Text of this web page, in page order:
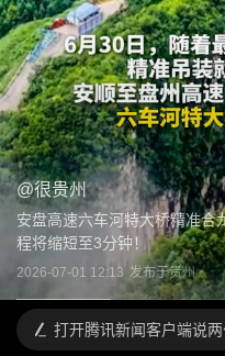
@很贵州
安盘高速六车河特大桥精准合
程将缩短至3分钟！
2026-07-01 12:13 发布于贵州
打开腾讯新闻客户端说两